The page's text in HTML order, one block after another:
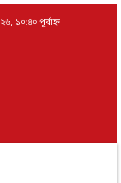
১০:৪০ পূর্বাহ্ন